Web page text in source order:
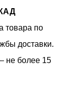
товара по
доставки.
не более 15